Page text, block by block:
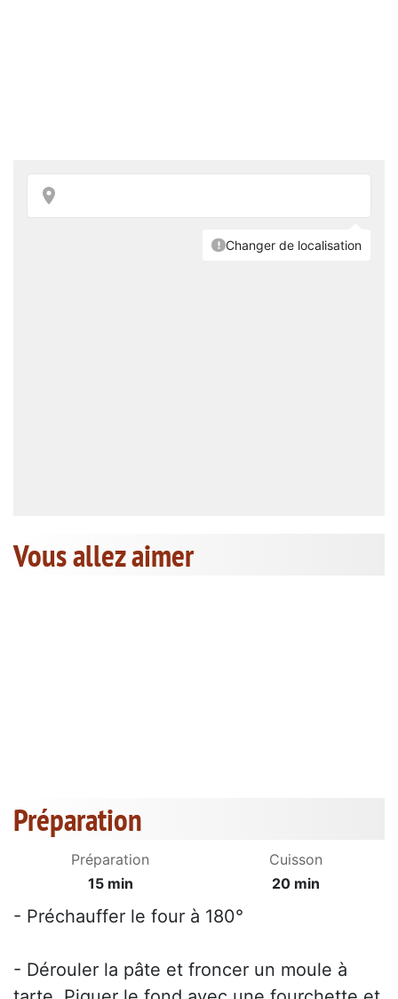
Vous allez aimer
Préparation
Préparation
15 min
Cuisson
20 min
- Préchauffer le four à 180°
- Dérouler la pâte et froncer un moule à